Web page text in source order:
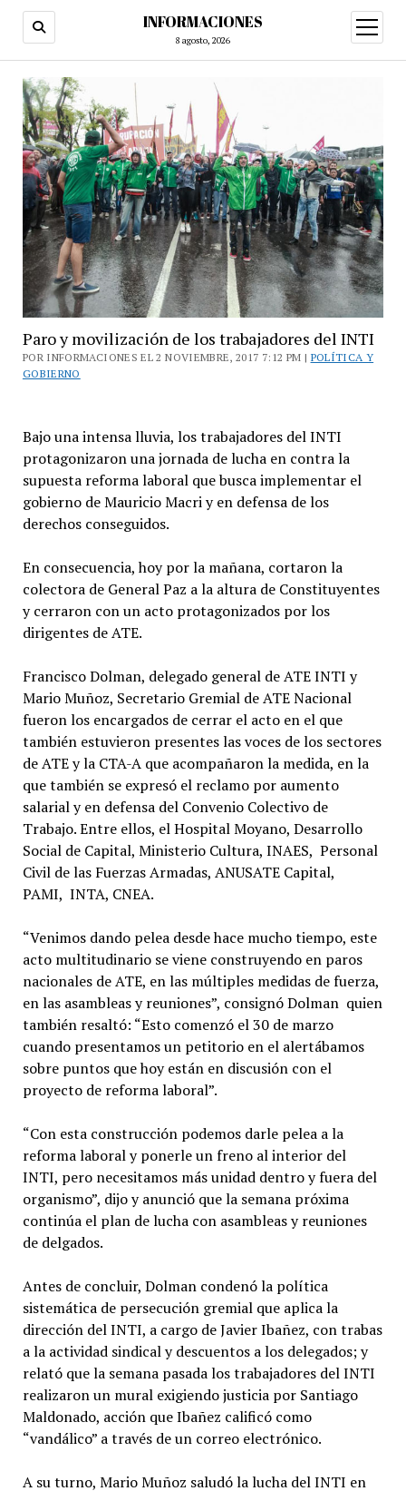
INFORMACIONES
8 agosto, 2026
abrir
menú
Paro y movilización de los trabajadores del INTI
POR INFORMACIONES EL 2 NOVIEMBRE, 2017 7:12 PM | POLÍTICA Y
GOBIERNO
Bajo una intensa lluvia, los trabajadores del INTI
protagonizaron una jornada de lucha en contra la
supuesta reforma laboral que busca implementar el
gobierno de Mauricio Macri y en defensa de los
derechos conseguidos.
En consecuencia, hoy por la mañana, cortaron la
colectora de General Paz a la altura de Constituyentes
y cerraron con un acto protagonizados por los
dirigentes de ATE.
Francisco Dolman, delegado general de ATE INTI y
Mario Muñoz, Secretario Gremial de ATE Nacional
fueron los encargados de cerrar el acto en el que
también estuvieron presentes las voces de los sectores
de ATE y la CTA-A que acompañaron la medida, en la
que también se expresó el reclamo por aumento
salarial y en defensa del Convenio Colectivo de
Trabajo. Entre ellos, el Hospital Moyano, Desarrollo
Social de Capital, Ministerio Cultura, INAES, Personal
Civil de las Fuerzas Armadas, ANUSATE Capital,
PAMI, INTA, CNEA.
“Venimos dando pelea desde hace mucho tiempo, este
acto multitudinario se viene construyendo en paros
nacionales de ATE, en las múltiples medidas de fuerza,
en las asambleas y reuniones”, consignó Dolman quien
también resaltó: “Esto comenzó el 30 de marzo
cuando presentamos un petitorio en el alertábamos
sobre puntos que hoy están en discusión con el
proyecto de reforma laboral”.
“Con esta construcción podemos darle pelea a la
reforma laboral y ponerle un freno al interior del
INTI, pero necesitamos más unidad dentro y fuera del
organismo”, dijo y anunció que la semana próxima
continúa el plan de lucha con asambleas y reuniones
de delgados.
Antes de concluir, Dolman condenó la política
sistemática de persecución gremial que aplica la
dirección del INTI, a cargo de Javier Ibañez, con trabas
a la actividad sindical y descuentos a los delegados; y
relató que la semana pasada los trabajadores del INTI
realizaron un mural exigiendo justicia por Santiago
Maldonado, acción que Ibañez calificó como
“vandálico” a través de un correo electrónico.
A su turno, Mario Muñoz saludó la lucha del INTI en